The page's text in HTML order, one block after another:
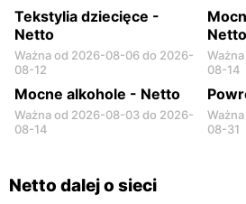
Tekstylia dziecięce -
Netto
Ważna od 2026-08-06 do 2026-
08-12
Netto
08-14
Mocne alkohole - Netto
Ważna od 2026-08-03 do 2026-
08-14
08-31
Netto dalej o sieci